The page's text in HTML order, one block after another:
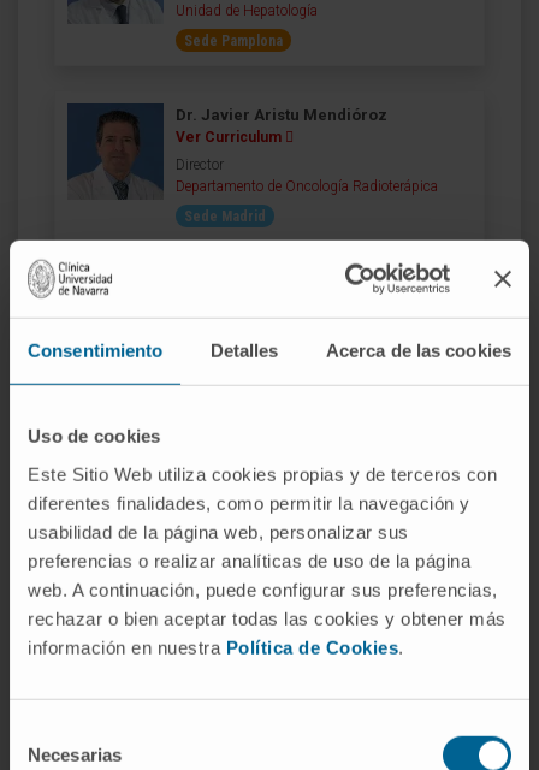
Consentimiento Detalles Acerca de las cookies
Uso de cookies
Este Sitio Web utiliza cookies propias y de terceros con
diferentes finalidades, como permitir la navegación y
usabilidad de la página web, personalizar sus
preferencias o realizar analíticas de uso de la página
web. A continuación, puede configurar sus preferencias,
rechazar o bien aceptar todas las cookies y obtener más
información en nuestra Política de Cookies.
Necesarias
Unidad de Hepatología
Sede Pamplona
Dr. Javier Aristu Mendióroz
Ver Curriculum
Director
Departamento de Oncología Radioterápica
Sede Madrid
Dra. María Arraiza Sarasa
Especialista
Servicio de Radiología
Dra. Cristina Arribas Miranda
Ver Curriculum
Especialista
Departamento de Digestivo
Sede Madrid
Dr. Ignacio Azinovic Gamo